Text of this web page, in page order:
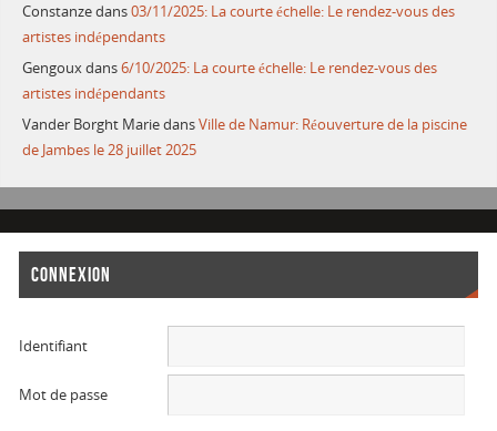
Constanzedans03/11/2025: La courte échelle: Le rendez-vous des
artistes indépendants
Gengouxdans6/10/2025: La courte échelle: Le rendez-vous des
artistes indépendants
Vander Borght MariedansVille de Namur: Réouverture de la piscine
de Jambes le 28 juillet 2025
CONNEXION
Identifiant
Mot de passe